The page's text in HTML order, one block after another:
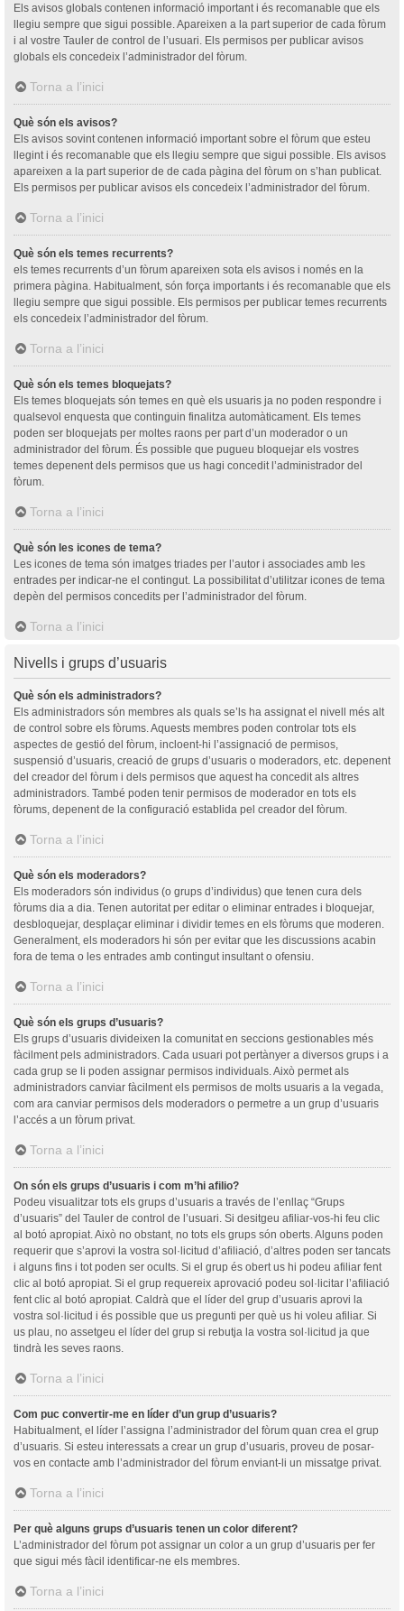
Els avisos globals contenen informació important i és recomanable que els
llegiu sempre que sigui possible. Apareixen a la part superior de cada fòrum
i al vostre Tauler de control de l’usuari. Els permisos per publicar avisos
globals els concedeix l’administrador del fòrum.
Torna a l’inici
Què són els avisos?
Els avisos sovint contenen informació important sobre el fòrum que esteu
llegint i és recomanable que els llegiu sempre que sigui possible. Els avisos
apareixen a la part superior de de cada pàgina del fòrum on s’han publicat.
Els permisos per publicar avisos els concedeix l’administrador del fòrum.
Torna a l’inici
Què són els temes recurrents?
els temes recurrents d’un fòrum apareixen sota els avisos i només en la
primera pàgina. Habitualment, són força importants i és recomanable que els
llegiu sempre que sigui possible. Els permisos per publicar temes recurrents
els concedeix l’administrador del fòrum.
Torna a l’inici
Què són els temes bloquejats?
Els temes bloquejats són temes en què els usuaris ja no poden respondre i
qualsevol enquesta que continguin finalitza automàticament. Els temes
poden ser bloquejats per moltes raons per part d’un moderador o un
administrador del fòrum. És possible que pugueu bloquejar els vostres
temes depenent dels permisos que us hagi concedit l’administrador del
fòrum.
Torna a l’inici
Què són les icones de tema?
Les icones de tema són imatges triades per l’autor i associades amb les
entrades per indicar-ne el contingut. La possibilitat d’utilitzar icones de tema
depèn del permisos concedits per l’administrador del fòrum.
Torna a l’inici
Nivells i grups d’usuaris
Què són els administradors?
Els administradors són membres als quals se’ls ha assignat el nivell més alt
de control sobre els fòrums. Aquests membres poden controlar tots els
aspectes de gestió del fòrum, incloent-hi l’assignació de permisos,
suspensió d’usuaris, creació de grups d’usuaris o moderadors, etc. depenent
del creador del fòrum i dels permisos que aquest ha concedit als altres
administradors. També poden tenir permisos de moderador en tots els
fòrums, depenent de la configuració establida pel creador del fòrum.
Torna a l’inici
Què són els moderadors?
Els moderadors són individus (o grups d’individus) que tenen cura dels
fòrums dia a dia. Tenen autoritat per editar o eliminar entrades i bloquejar,
desbloquejar, desplaçar eliminar i dividir temes en els fòrums que moderen.
Generalment, els moderadors hi són per evitar que les discussions acabin
fora de tema o les entrades amb contingut insultant o ofensiu.
Torna a l’inici
Què són els grups d’usuaris?
Els grups d’usuaris divideixen la comunitat en seccions gestionables més
fàcilment pels administradors. Cada usuari pot pertànyer a diversos grups i a
cada grup se li poden assignar permisos individuals. Això permet als
administradors canviar fàcilment els permisos de molts usuaris a la vegada,
com ara canviar permisos dels moderadors o permetre a un grup d’usuaris
l’accés a un fòrum privat.
Torna a l’inici
On són els grups d’usuaris i com m’hi afilio?
Podeu visualitzar tots els grups d’usuaris a través de l’enllaç “Grups
d’usuaris” del Tauler de control de l’usuari. Si desitgeu afiliar-vos-hi feu clic
al botó apropiat. Això no obstant, no tots els grups són oberts. Alguns poden
requerir que s’aprovi la vostra sol·licitud d’afiliació, d’altres poden ser tancats
i alguns fins i tot poden ser ocults. Si el grup és obert us hi podeu afiliar fent
clic al botó apropiat. Si el grup requereix aprovació podeu sol·licitar l’afiliació
fent clic al botó apropiat. Caldrà que el líder del grup d’usuaris aprovi la
vostra sol·licitud i és possible que us pregunti per què us hi voleu afiliar. Si
us plau, no assetgeu el líder del grup si rebutja la vostra sol·licitud ja que
tindrà les seves raons.
Torna a l’inici
Com puc convertir-me en líder d’un grup d’usuaris?
Habitualment, el líder l’assigna l’administrador del fòrum quan crea el grup
d’usuaris. Si esteu interessats a crear un grup d’usuaris, proveu de posar-
vos en contacte amb l’administrador del fòrum enviant-li un missatge privat.
Torna a l’inici
Per què alguns grups d’usuaris tenen un color diferent?
L’administrador del fòrum pot assignar un color a un grup d’usuaris per fer
que sigui més fàcil identificar-ne els membres.
Torna a l’inici